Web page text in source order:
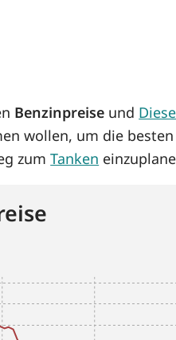
Benzinpreise und
wollen, um die besten
zumTanken